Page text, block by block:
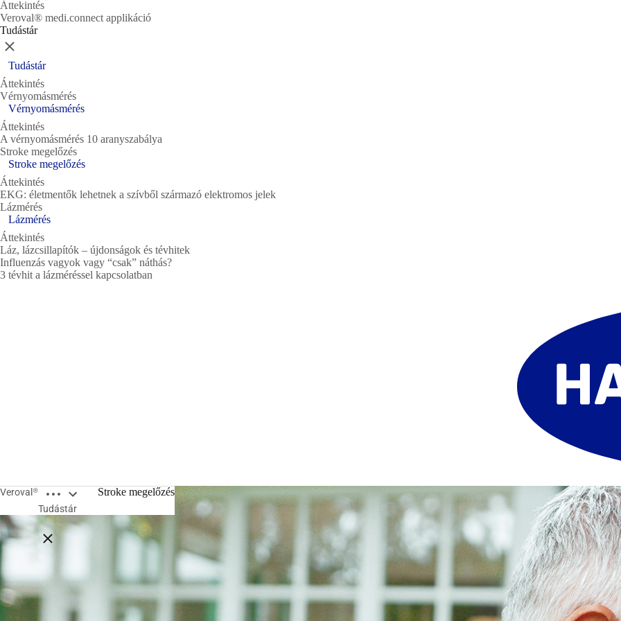
Áttekintés
Veroval® medi.connect applikáció
Tudástár
Bezárás
Tudástár
Áttekintés
Vérnyomásmérés
Vérnyomásmérés
Áttekintés
A vérnyomásmérés 10 aranyszabálya
Stroke megelőzés
Stroke megelőzés
Áttekintés
EKG: életmentők lehetnek a szívből származó elektromos jelek
Lázmérés
Lázmérés
Áttekintés
Láz, lázcsillapítók – újdonságok és tévhitek
Influenzás vagyok vagy “csak” náthás?
3 tévhit a lázméréssel kapcsolatban
Veroval® Open breadcrumbs
Close breadcrumbs
Tudástár
Stroke megelőzés